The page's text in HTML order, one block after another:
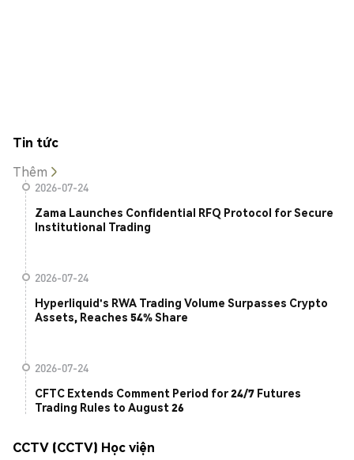
Tin tức
Thêm
2026-07-24
Zama Launches Confidential RFQ Protocol for Secure
Institutional Trading
2026-07-24
Hyperliquid's RWA Trading Volume Surpasses Crypto
Assets, Reaches 54% Share
2026-07-24
CFTC Extends Comment Period for 24/7 Futures
Trading Rules to August 26
CCTV (CCTV) Học viện